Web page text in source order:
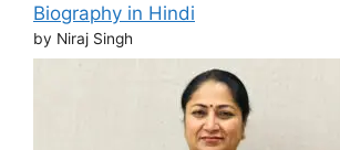
Biography in Hindi
by Niraj Singh